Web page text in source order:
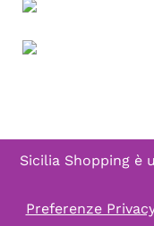
Sicilia Shopping è
Preferenze